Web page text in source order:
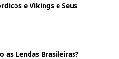
e Vikings e Seus
as Lendas Brasileiras?